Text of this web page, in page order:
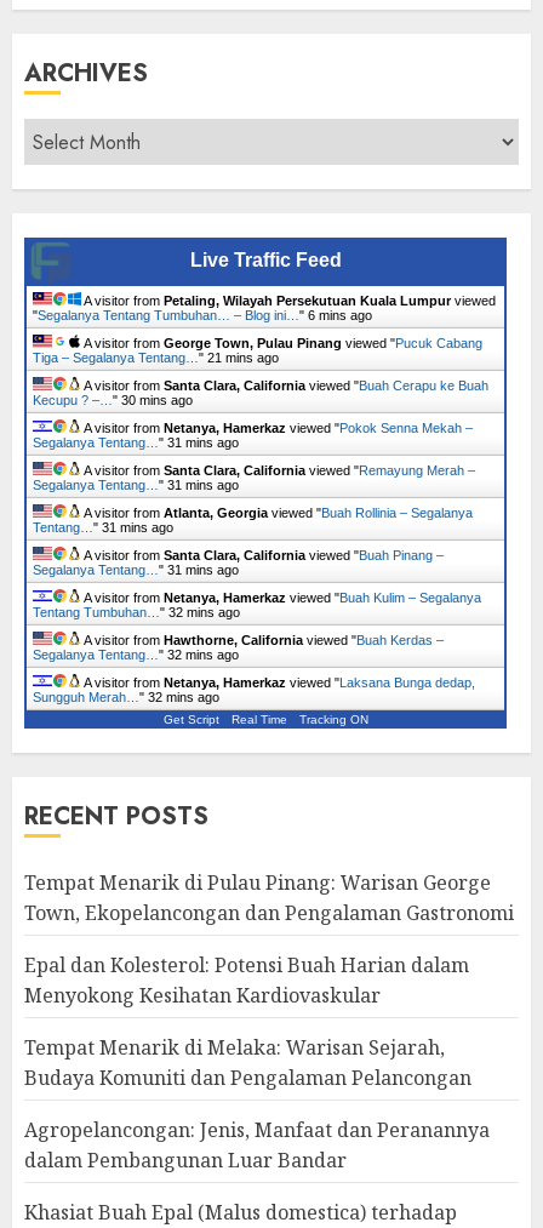
ARCHIVES
Archives
Live Traffic Feed
A visitor from Petaling, Wilayah Persekutuan Kuala Lumpurviewed
"Segalanya Tentang Tumbuhan… – Blog ini… " 6 mins ago
A visitor from George Town, Pulau Pinang viewed "Pucuk Cabang
Tiga – Segalanya Tentang… " 21 mins ago
A visitor from Santa Clara, California viewed "Buah Cerapu ke Buah
Kecupu ? –… " 30 mins ago
A visitor from Netanya, Hamerkaz viewed "Pokok Senna Mekah –
Segalanya Tentang… " 31 mins ago
A visitor from Santa Clara, California viewed "Remayung Merah –
Segalanya Tentang… " 31 mins ago
A visitor from Atlanta, Georgia viewed "Buah Rollinia – Segalanya
Tentang… " 31 mins ago
A visitor from Santa Clara, California viewed "Buah Pinang –
Segalanya Tentang… " 32 mins ago
A visitor from Netanya, Hamerkaz viewed "Buah Kulim – Segalanya
Tentang Tumbuhan… " 32 mins ago
A visitor from Hawthorne, California viewed "Buah Kerdas –
Segalanya Tentang… " 32 mins ago
A visitor from Netanya, Hamerkaz viewed "Laksana Bunga dedap,
Sungguh Merah… " 32 mins ago
Get Script Real Time Tracking ON
RECENT POSTS
Tempat Menarik di Pulau Pinang: Warisan George
Town, Ekopelancongan dan Pengalaman Gastronomi
Epal dan Kolesterol: Potensi Buah Harian dalam
Menyokong Kesihatan Kardiovaskular
Tempat Menarik di Melaka: Warisan Sejarah,
Budaya Komuniti dan Pengalaman Pelancongan
Agropelancongan: Jenis, Manfaat dan Peranannya
dalam Pembangunan Luar Bandar
Khasiat Buah Epal (Malus domestica) terhadap